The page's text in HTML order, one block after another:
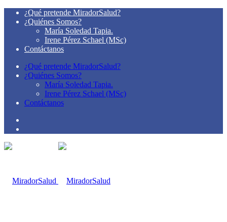
¿Qué pretende MiradorSalud?
¿Quiénes Somos?
María Soledad Tapia.
Irene Pérez Schael (MSc)
Contáctanos
¿Qué pretende MiradorSalud?
¿Quiénes Somos?
María Soledad Tapia.
Irene Pérez Schael (MSc)
Contáctanos